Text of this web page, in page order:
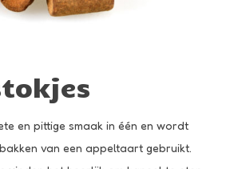
en pittige smaak in één en wordt
van een appeltaart gebruikt.